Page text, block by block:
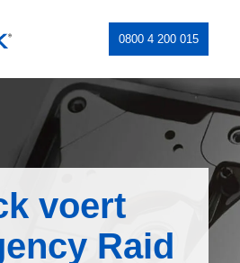
0800 4 200 015
voert
Raid